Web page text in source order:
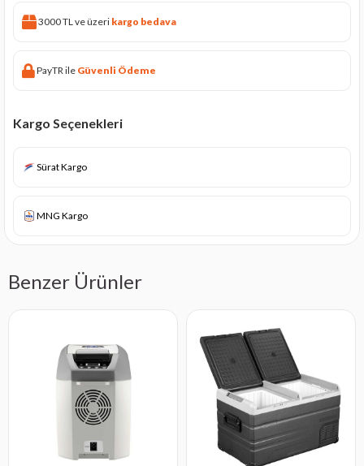
3000 TL ve üzeri kargo bedava
PayTR ile Güvenli Ödeme
Kargo Seçenekleri
Sürat Kargo
MNG Kargo
Benzer Ürünler